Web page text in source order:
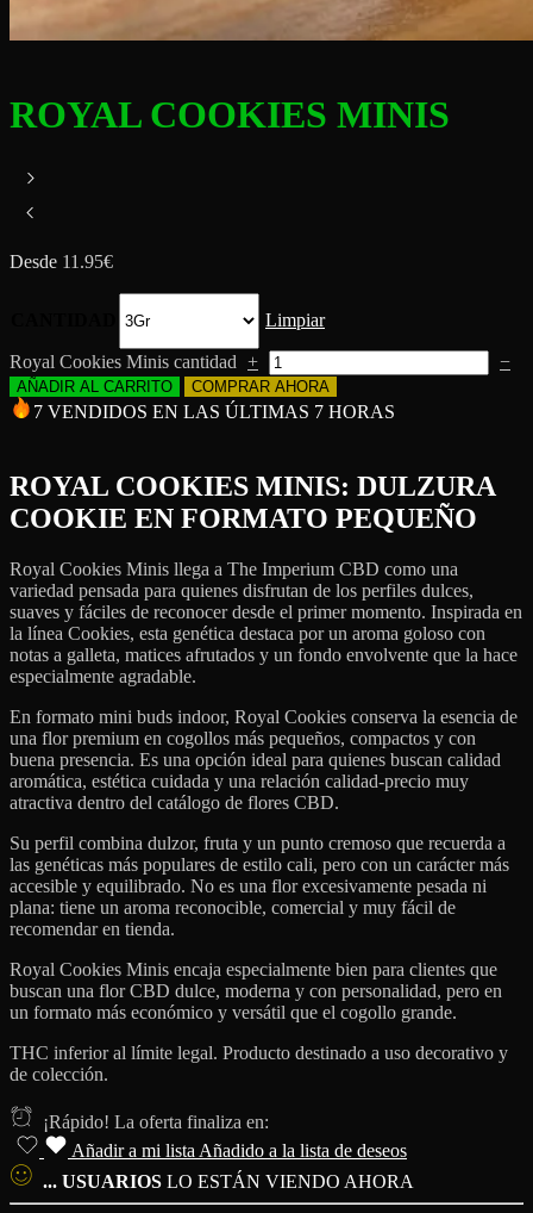
ROYAL COOKIES MINIS
Desde 11.95€
Limpiar
Royal Cookies Minis cantidad + −
AÑADIR AL CARRITO COMPRAR AHORA
7 VENDIDOS EN LAS ÚLTIMAS 7 HORAS
ROYAL COOKIES MINIS: DULZURA
COOKIE EN FORMATO PEQUEÑO
Royal Cookies Minis llega a The Imperium CBD como una
variedad pensada para quienes disfrutan de los perfiles dulces,
suaves y fáciles de reconocer desde el primer momento. Inspirada en
la línea Cookies, esta genética destaca por un aroma goloso con
notas a galleta, matices afrutados y un fondo envolvente que la hace
especialmente agradable.
En formato mini buds indoor, Royal Cookies conserva la esencia de
una flor premium en cogollos más pequeños, compactos y con
buena presencia. Es una opción ideal para quienes buscan calidad
aromática, estética cuidada y una relación calidad-precio muy
atractiva dentro del catálogo de flores CBD.
Su perfil combina dulzor, fruta y un punto cremoso que recuerda a
las genéticas más populares de estilo cali, pero con un carácter más
accesible y equilibrado. No es una flor excesivamente pesada ni
plana: tiene un aroma reconocible, comercial y muy fácil de
recomendar en tienda.
Royal Cookies Minis encaja especialmente bien para clientes que
buscan una flor CBD dulce, moderna y con personalidad, pero en
un formato más económico y versátil que el cogollo grande.
THC inferior al límite legal. Producto destinado a uso decorativo y
de colección.
¡Rápido! La oferta finaliza en:
Añadir a mi lista Añadido a la lista de deseos
... USUARIOS LO ESTÁN VIENDO AHORA